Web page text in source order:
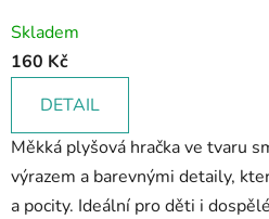
Skladem
160 Kč
DETAIL
Měkká plyšová hračka ve tvaru
výrazem a barevnými detaily,
a pocity. Ideální pro děti i